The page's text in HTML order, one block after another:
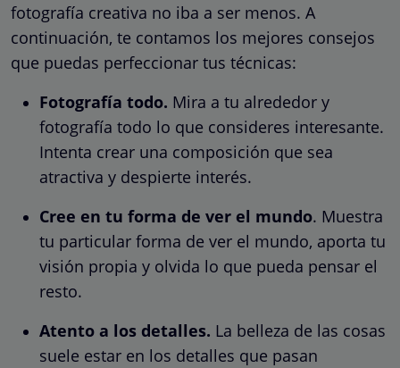
fotografía creativa no iba a ser menos. A
continuación, te contamos los mejores consejos
que puedas perfeccionar tus técnicas:
Fotografía todo. Mira a tu alrededor y
fotografía todo lo que consideres interesante.
Intenta crear una composición que sea
atractiva y despierte interés.
Cree en tu forma de ver el mundo. Muestra
tu particular forma de ver el mundo, aporta tu
visión propia y olvida lo que pueda pensar el
resto.
Atento a los detalles. La belleza de las cosas
suele estar en los detalles que pasan